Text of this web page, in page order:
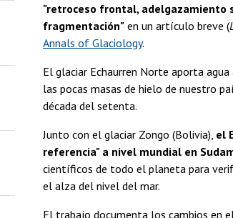
"retroceso frontal, adelgazamiento
fragmentación" en un artículo breve (
Annals of Glaciology.
El glaciar Echaurren Norte aporta
las pocas masas de hielo de nuestro
década del setenta.
Junto con el glaciar Zongo (Bolivia), el
referencia" a nivel mundial en
científicos de todo el planeta para
el alza del nivel del mar.
El trabajo documenta los cambios en